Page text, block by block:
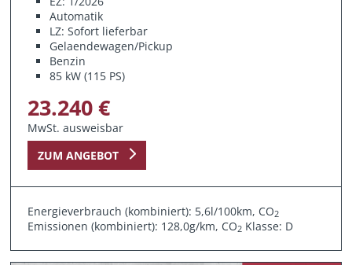
Automatik
LZ: Sofort lieferbar
Gelaendewagen/Pickup
Benzin
85 kW (115 PS)
23.240 €
MwSt. ausweisbar
ZUM ANGEBOT
Energieverbrauch (kombiniert): 5,6l/100km, CO2
Emissionen (kombiniert): 128,0g/km, CO2 Klasse: D